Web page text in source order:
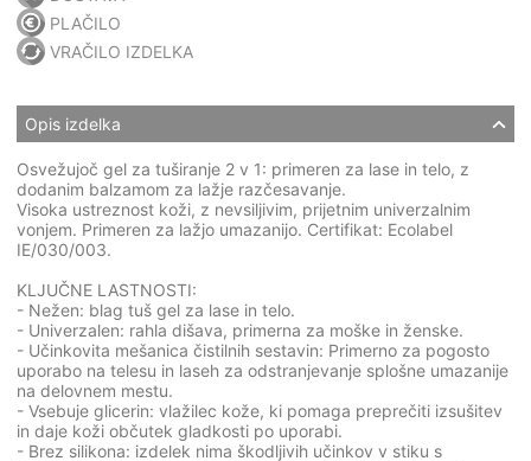
PLAČILO
VRAČILO IZDELKA
Opis izdelka
Osvežujoč gel za tuširanje 2 v 1: primeren za lase in telo, z
dodanim balzamom za lažje razčesavanje.
Visoka ustreznost koži, z nevsiljivim, prijetnim univerzalnim
vonjem. Primeren za lažjo umazanijo. Certifikat: Ecolabel
IE/030/003.
KLJUČNE LASTNOSTI:
- Nežen: blag tuš gel za lase in telo.
- Univerzalen: rahla dišava, primerna za moške in ženske.
- Učinkovita mešanica čistilnih sestavin: Primerno za pogosto
uporabo na telesu in laseh za odstranjevanje splošne umazanije
na delovnem mestu.
- Vsebuje glicerin: vlažilec kože, ki pomaga preprečiti izsušitev
in daje koži občutek gladkosti po uporabi.
- Brez silikona: izdelek nima škodljivih učinkov v stiku s